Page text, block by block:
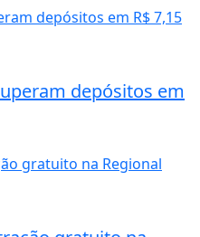
depósitos em